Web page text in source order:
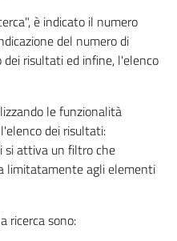
è indicato il numero
del numero di
dei risultati ed infine, l'elenco
le funzionalità
dei risultati:
si attiva un filtro che
limitatamente agli elementi
ricerca sono: